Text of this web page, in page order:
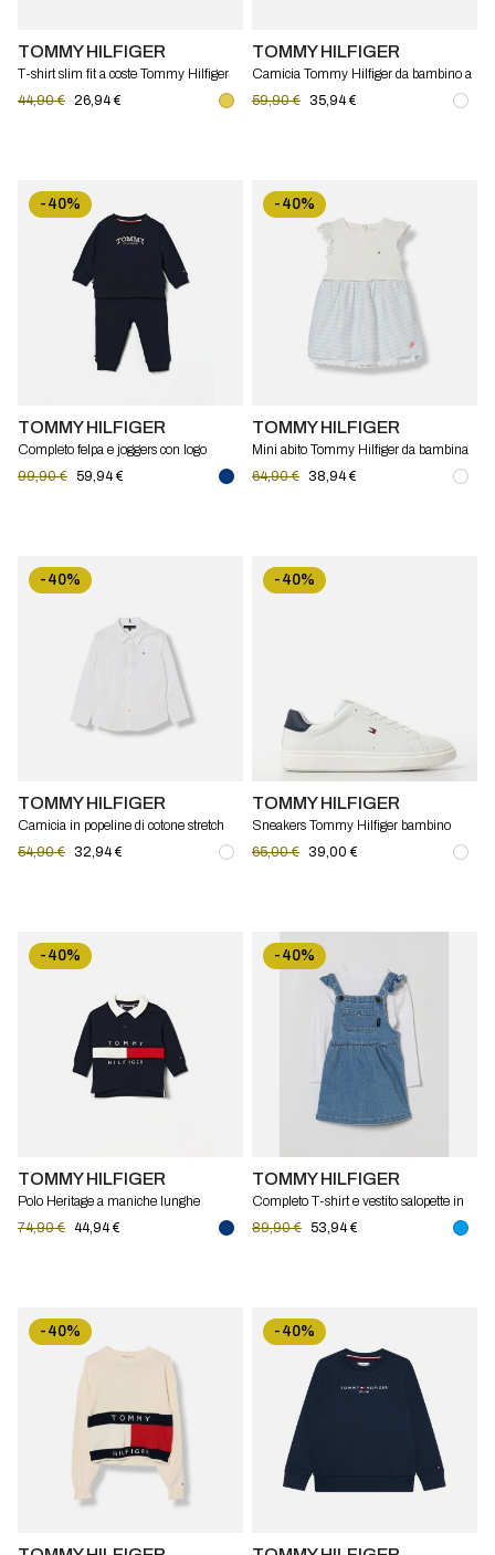
TOMMY HILFIGER
T-shirt slim fit a coste Tommy Hilfiger
44,90 € 26,94 €
TOMMY HILFIGER
Camicia Tommy Hilfiger da bambino a
righe in cotone con colletto alla coreana
59,90 € 35,94 €
-40%
TOMMY HILFIGER
Completo felpa e joggers con logo
Tommy Hilfiger
99,90 € 59,94 €
-40%
TOMMY HILFIGER
Mini abito Tommy Hilfiger da bambina
a righe in cotone con inserti in pizzo
64,90 € 38,94 €
-40%
TOMMY HILFIGER
Camicia in popeline di cotone stretch
54,90 € 32,94 €
-40%
TOMMY HILFIGER
Sneakers Tommy Hilfiger bambino
65,00 €
39,00 €
-40%
TOMMY HILFIGER
Polo Heritage a maniche lunghe
74,90 € 44,94 €
-40%
TOMMY HILFIGER
Completo T-shirt e vestito salopette in
89,90 € 53,94 €
-40% -40%